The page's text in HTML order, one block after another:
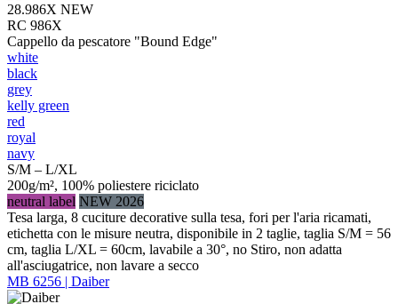
28.986X NEW
RC 986X
Cappello da pescatore "Bound Edge"
white
black
grey
kelly green
red
royal
navy
S/M – L/XL
200g/m², 100% poliestere riciclato
neutral label NEW 2026
Tesa larga, 8 cuciture decorative sulla tesa, fori per l'aria ricamati,
etichetta con le misure neutra, disponibile in 2 taglie, taglia S/M = 56
cm, taglia L/XL = 60cm, lavabile a 30°, no Stiro, non adatta
all'asciugatrice, non lavare a secco
MB 6256 | Daiber